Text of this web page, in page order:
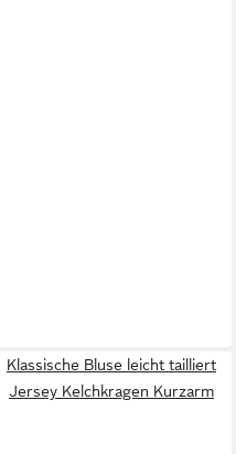
Klassische Bluse leicht tailliert
Jersey Kelchkragen Kurzarm